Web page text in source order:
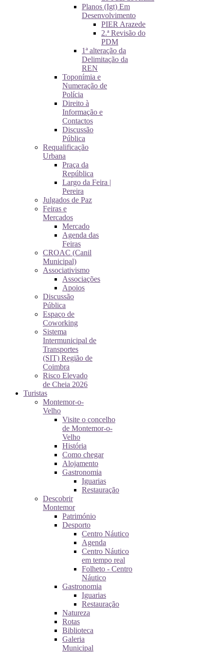
Planos (Igt) Em
Desenvolvimento
PIER Arazede
2.ª Revisão do
PDM
1ª alteração da
Delimitação da
REN
Toponímia e
Numeração de
Polícia
Direito à
Informação e
Contactos
Discussão
Pública
Requalificação
Urbana
Praça da
República
Largo da Feira |
Pereira
Julgados de Paz
Feiras e
Mercados
Mercado
Agenda das
Feiras
CROAC (Canil
Municipal)
Associativismo
Associações
Apoios
Discussão
Pública
Espaço de
Coworking
Sistema
Intermunicipal de
Transportes
(SIT) Região de
Coimbra
Risco Elevado
de Cheia 2026
Turistas
Montemor-o-
Velho
Visite o concelho
de Montemor-o-
Velho
História
Como chegar
Alojamento
Gastronomia
Iguarias
Restauração
Descobrir
Montemor
Património
Desporto
Centro Náutico
Agenda
Centro Náutico
em tempo real
Folheto - Centro
Náutico
Gastronomia
Iguarias
Restauração
Natureza
Rotas
Biblioteca
Galeria
Municipal